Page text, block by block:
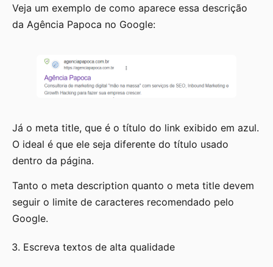
Veja um exemplo de como aparece essa descrição
da Agência Papoca no Google:
Já o meta title, que é o título do link exibido em azul.
O ideal é que ele seja diferente do título usado
dentro da página.
Tanto o meta description quanto o meta title devem
seguir o limite de caracteres recomendado pelo
Google.
Escreva textos de alta qualidade